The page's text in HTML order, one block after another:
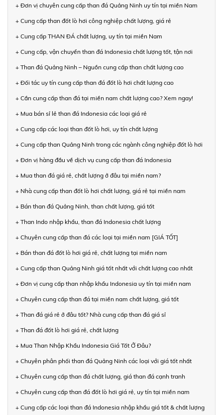
+ Đơn vị chuyên cung cấp than đá Quảng Ninh uy tín tại miền Nam
+ Cung cấp than đốt lò hơi công nghiệp chất lượng, giá rẻ
+ Cung cấp THAN ĐÁ chất lượng, uy tín tại miền Nam
+ Cung cấp, vận chuyển than đá Indonesia chất lượng tốt, tận nơi
+ Than đá Quảng Ninh – Nguồn cung cấp than chất lượng cao
+ Đối tác uy tín cung cấp than đá đốt lò hơi chất lượng cao
+ Cần cung cấp than đá tại miền nam chất lượng cao? Xem ngay!
+ Mua bán sỉ lẻ than đá Indonesia các loại giá rẻ
+ Cung cấp các loại than đốt lò hơi, uy tín chất lượng
+ Cung cấp than Quảng Ninh trong các ngành công nghiệp đốt lò hơi
+ Đơn vị hàng đầu về dịch vụ cung cấp than đá Indonesia
+ Mua than đá giá rẻ, chất lượng ở đâu tại miền nam?
+ Nhà cung cấp than đốt lò hơi chất lượng, giá rẻ tại miền nam
+ Bán than đá Quảng Ninh, than chất lượng, giá tốt
+ Than Indo nhập khẩu, than đá Indonesia chất lượng
+ Chuyên cung cấp than đá các loại tại miền nam [GIÁ TỐT]
+ Bán than đá đốt lò hơi giá rẻ, chất lượng tại miền nam
+ Cung cấp than Quảng Ninh giá tốt nhất với chất lượng cao nhất
+ Đơn vị cung cấp than nhập khẩu Indonesia uy tín tại miền nam
+ Chuyên cung cấp than đá tại miền nam chất lượng, giá tốt
+ Than đá giá rẻ ở đâu tốt? Nhà cung cấp than đá giá sỉ
+ Than đá đốt lò hơi giá rẻ, chất lượng
+ Mua Than Nhập Khẩu Indonesia Giá Tốt Ở Đâu?
+ Chuyên phân phối than đá Quảng Ninh các loại với giá tốt nhất
+ Chuyên cung cấp than đá chất lượng, giá than đá cạnh tranh
+ Chuyên cung cấp than đá đốt lò hơi giá rẻ, uy tín tại miền nam
+ Cung cấp các loại than đá Indonesia nhập khẩu giá tốt & chất lượng